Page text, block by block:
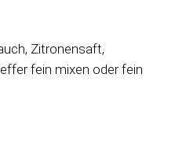
Zitronensaft,
fein mixen oder fein